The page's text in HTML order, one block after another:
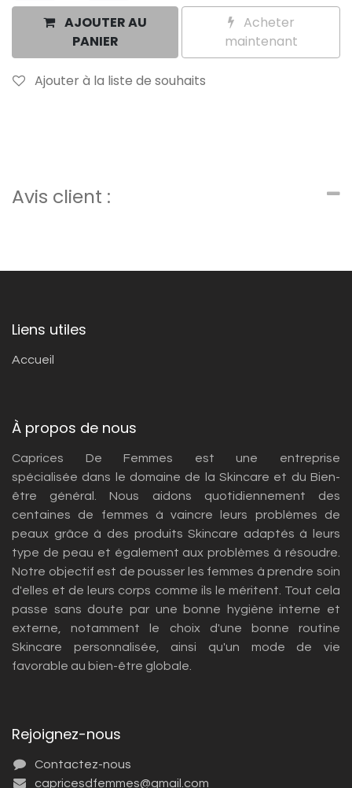
AJOUTER AU
PANIER
Acheter
maintenant
Ajouter à la liste de souhaits
Avis client :
Liens utiles
Accueil
À propos de nous
Caprices De Femmes est une entreprise
spécialisée dans le domaine de la Skincare et du Bien-
être général. Nous aidons quotidiennement des
centaines de femmes à vaincre leurs problèmes de
peaux grâce à des produits Skincare adaptés à leurs
type de peau et également aux problèmes à résoudre.
Notre objectif est de pousser les femmes à prendre soin
d'elles et de leurs corps comme ils le méritent. Tout cela
passe sans doute par une bonne hygiène interne et
externe, notamment le choix d'une bonne routine
Skincare personnalisée, ainsi qu'un mode de vie
favorable au bien-être globale.
Rejoignez-nous
Contactez-nous
capricesdfemmes@gmail.com